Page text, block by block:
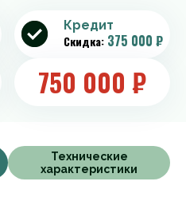
Кредит
Скидка: 375 000 ₽
750 000₽
Технические
характеристики